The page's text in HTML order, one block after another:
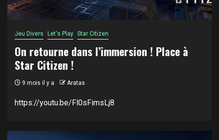
Jeu Divers Let's Play Star Citizen
On retourne dans l’immersion ! Place à
Star Citizen !
9 mois il y a Aratas
https://youtu.be/Fl0sFimsLj8